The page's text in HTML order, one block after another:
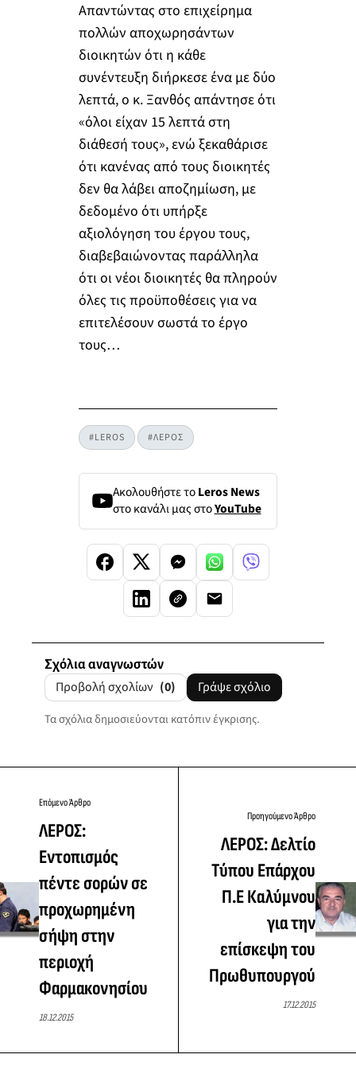
Απαντώντας στο επιχείρημα
πολλών αποχωρησάντων
διοικητών ότι η κάθε
συνέντευξη διήρκεσε ένα με δύο
λεπτά, ο κ. Ξανθός απάντησε ότι
«όλοι είχαν 15 λεπτά στη
διάθεσή τους», ενώ ξεκαθάρισε
ότι κανένας από τους διοικητές
δεν θα λάβει αποζημίωση, με
δεδομένο ότι υπήρξε
αξιολόγηση του έργου τους,
διαβεβαιώνοντας παράλληλα
ότι οι νέοι διοικητές θα πληρούν
όλες τις προϋποθέσεις για να
επιτελέσουν σωστά το έργο
τους…
#LEROS #ΛΕΡΟΣ
Ακολουθήστε τοLeros News
στο κανάλι μας στοYouTube
Σχόλια αναγνωστών
Προβολή σχολίων (0) Γράψε σχόλιο
Τα σχόλια δημοσιεύονται κατόπιν έγκρισης.
Επόμενο Άρθρο
ΛΕΡΟΣ:
Εντοπισμός
πέντε σορών σε
προχωρημένη
σήψη στην
περιοχή
Φαρμακονησίου
18.12.2015
Προηγούμενο Άρθρο
ΛΕΡΟΣ: Δελτίο
Τύπου Επάρχου
Π.Ε Καλύμνου
για την
επίσκεψη του
Πρωθυπουργού
17.12.2015